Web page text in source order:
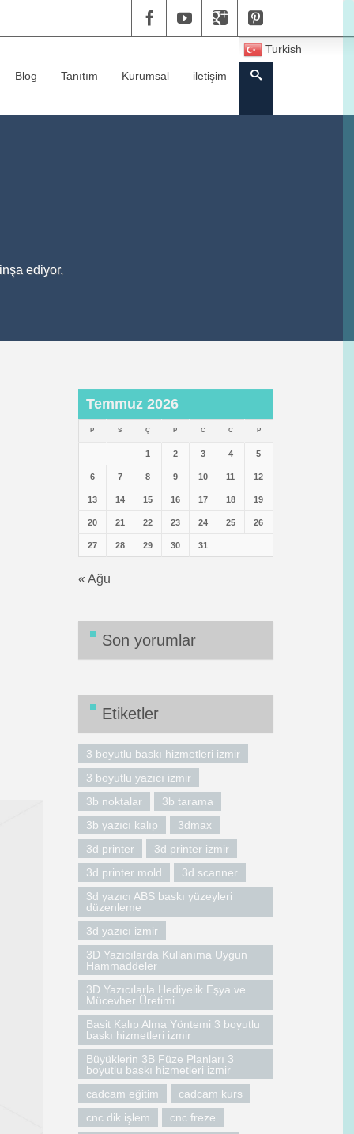
Blog Tanıtım Kurumsal iletişim
Turkish
ediyor.
Temmuz 2026
P S Ç P C C P
1 2 3 4 5
6 7 8 9 10 11 12
13 14 15 16 17 18 19
20 21 22 23 24 25 26
27 28 29 30 31
« Ağu
Son yorumlar
Etiketler
3 boyutlu baskı hizmetleri izmir
3 boyutlu yazıcı izmir
3b noktalar
3b tarama
3b yazıcı kalıp
3dmax
3d printer
3d printer izmir
3d printer mold
3d scanner
3d yazıcı ABS baskı yüzeyleri
düzenleme
3d yazıcı izmir
3D Yazıcılarda Kullanıma Uygun
Hammaddeler
3D Yazıcılarla Hediyelik Eşya ve
Mücevher Üretimi
Basit Kalıp Alma Yöntemi 3 boyutlu
baskı hizmetleri izmir
Büyüklerin 3B Füze Planları 3
boyutlu baskı hizmetleri izmir
cadcam eğitim
cadcam kurs
cnc dik işlem
cnc freze